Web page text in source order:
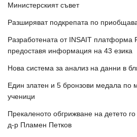
Министерският съвет
Разширяват подкрепата по
Разработената от INSAIT платформа
предоставя информация на 43 езика
Нова система за анализ на данни в
Един златен и 5 бронзови медала по
ученици
Прекаленото обгрижване на детето
д-р Пламен Петков